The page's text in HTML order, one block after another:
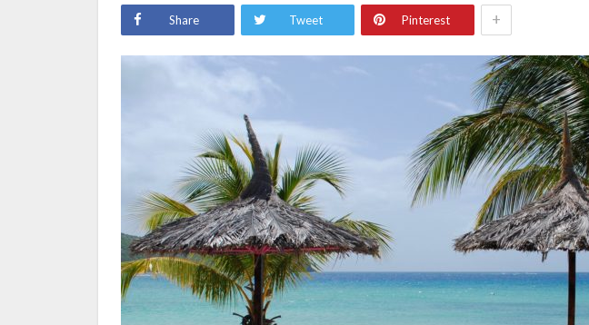
Share Tweet Pinterest +